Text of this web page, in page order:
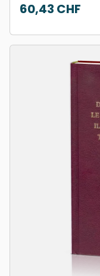
Prix
60,43 CHF